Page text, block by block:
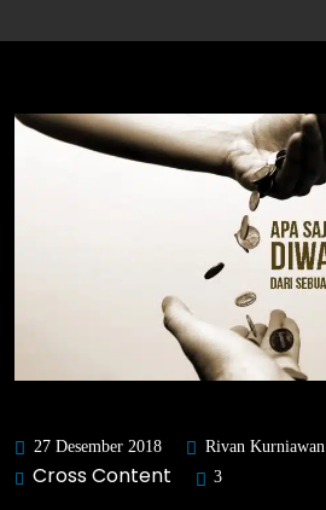
27 Desember 2018 Rivan Kurniawan
Cross Content 3